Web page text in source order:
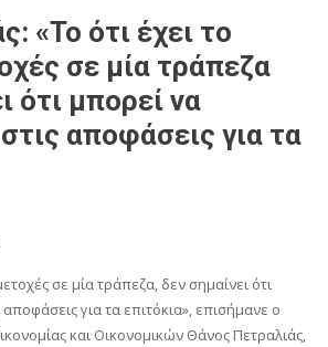
«Το ότι έχει το
σε μία τράπεζα
ότι μπορεί να
αποφάσεις για τα
σε μία τράπεζα, δεν σημαίνει ότι
για τα επιτόκια», επισήμανε ο
και Οικονομικών Θάνος Πετραλιάς,